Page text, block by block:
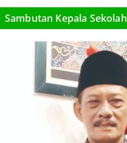
Sambutan Kepala Sekolah